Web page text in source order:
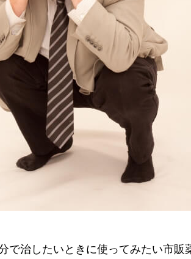
で治したいときに使ってみたい市